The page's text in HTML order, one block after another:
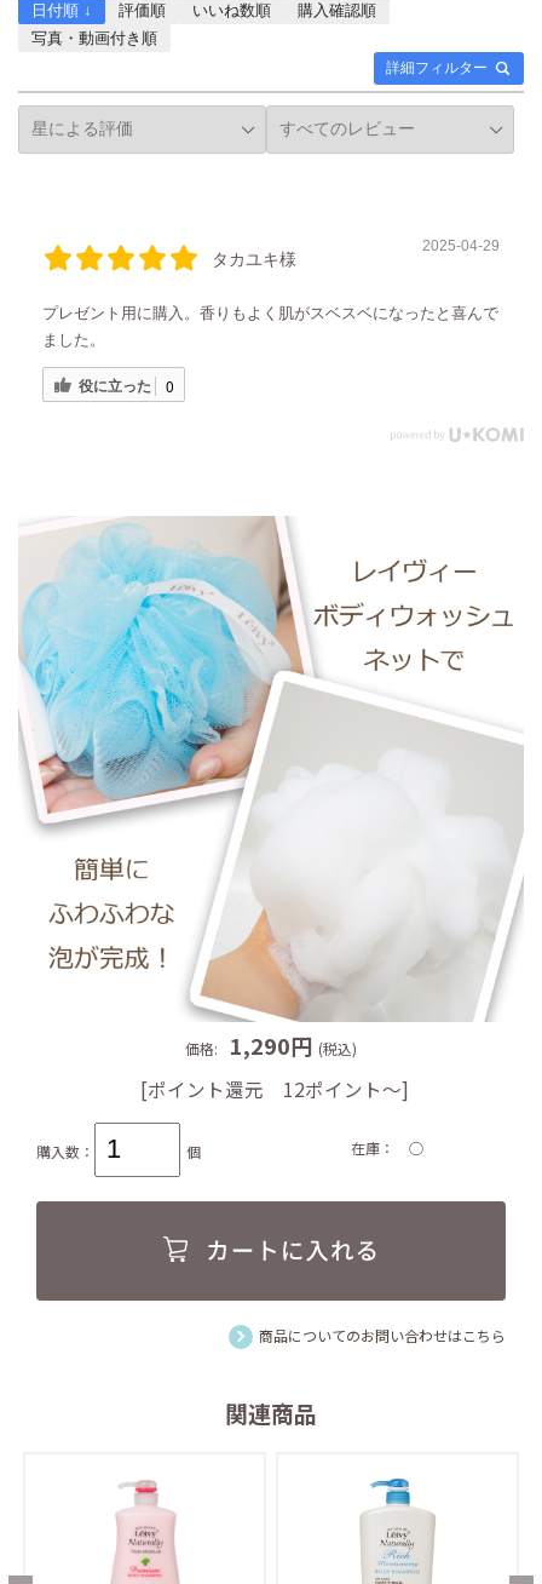
詳細フィルター
日付順 ↓ 評価順 いいね数順
購入確認順
写真・動画付き順
タカユキ様
2025-04-29
プレゼント用に購入。香りもよく肌がスベスベになったと喜んで
ました。
役に立った 0
価格: 1,290円 (税込)
[ポイント還元 12ポイント～]
購入数： 個 在庫 ○
商品についてのお問い合わせはこちら
関連商品